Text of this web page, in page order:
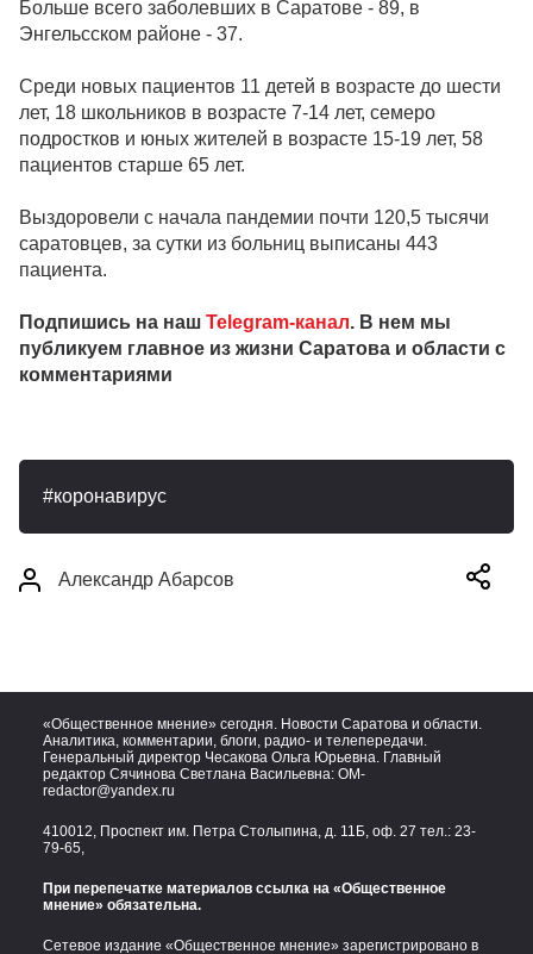
Больше всего заболевших в Саратове - 89, в
Энгельсском районе - 37.
Среди новых пациентов 11 детей в возрасте до шести
лет, 18 школьников в возрасте 7-14 лет, семеро
подростков и юных жителей в возрасте 15-19 лет, 58
пациентов старше 65 лет.
Выздоровели с начала пандемии почти 120,5 тысячи
саратовцев, за сутки из больниц выписаны 443
пациента.
Подпишись на наш Telegram-канал. В нем мы
публикуем главное из жизни Саратова и области с
комментариями
коронавирус
Александр Абарсов
«Общественное мнение» сегодня. Новости Саратова и области.
Аналитика, комментарии, блоги, радио- и телепередачи.
Генеральный директор Чесакова Ольга Юрьевна. Главный
редактор Сячинова Светлана Васильевна: OM-
redactor@yandex.ru
410012, Проспект им. Петра Столыпина, д. 11Б, оф. 27 тел.: 23-
79-65,
При перепечатке материалов ссылка на «Общественное
мнение» обязательна.
Сетевое издание «Общественное мнение» зарегистрировано в